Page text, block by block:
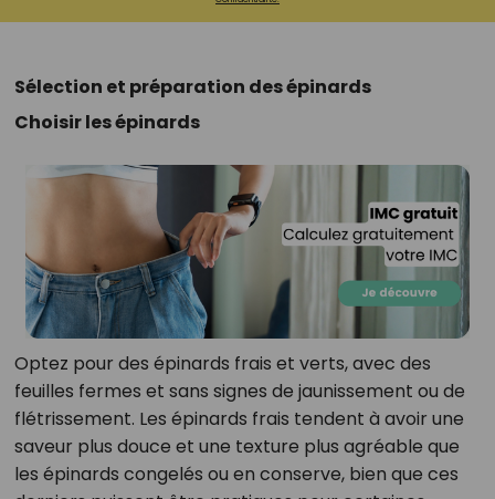
Sélection et préparation des épinards
Choisir les épinards
Optez pour des épinards frais et verts, avec des
feuilles fermes et sans signes de jaunissement ou de
flétrissement. Les épinards frais tendent à avoir une
saveur plus douce et une texture plus agréable que
les épinards congelés ou en conserve, bien que ces